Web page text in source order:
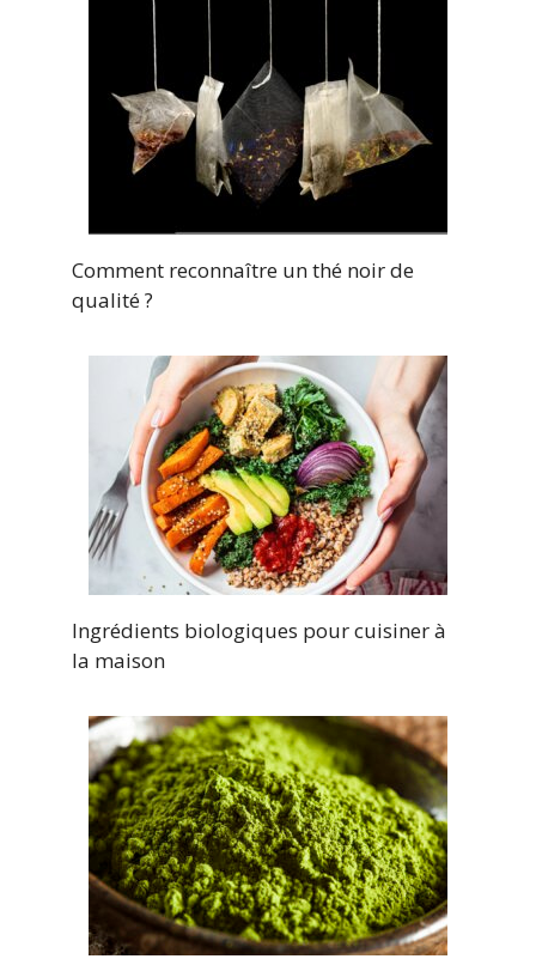
Comment reconnaître un thé noir de
qualité ?
Ingrédients biologiques pour cuisiner à
la maison